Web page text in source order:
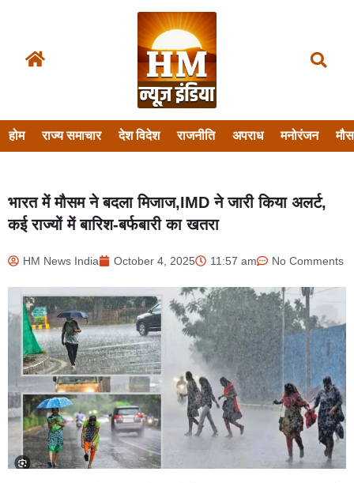
होम राज्य समाचार देश विदेश राजनीति अपराध मनोरंजन
भारत में मौसम ने बदला मिजाज,IMD ने जारी किया अलर्ट,
कई राज्यों में बारिश-बर्फबारी का खतरा
HM News India October 4, 2025 11:57 am No Comments